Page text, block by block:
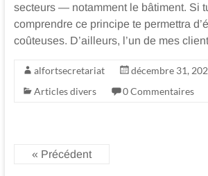
secteurs — notamment le bâtiment. Si
comprendre ce principe te permettra
coûteuses. D’ailleurs, l’un de mes
alfortsecretariat
décembre 31,
Articles divers
0 Commentaires
« Précédent